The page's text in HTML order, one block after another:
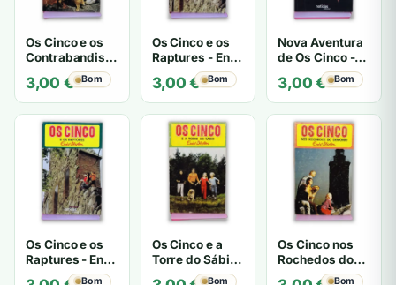
Os Cinco e os
Contrabandistas
- Enid Blyton
3,00 € Bom
Os Cinco e os
Raptures - Enid
3,00€ Bom
Nova Aventura
de Os Cinco -
Enid Blyton
3,00€ Bom
Os Cinco e os
Raptures - Enid
Bom
Os Cinco e a
Torre do Sábio
- Enid Blyton
Bom
Os Cinco nos
Rochedos do
Demónio - Enid
Bom